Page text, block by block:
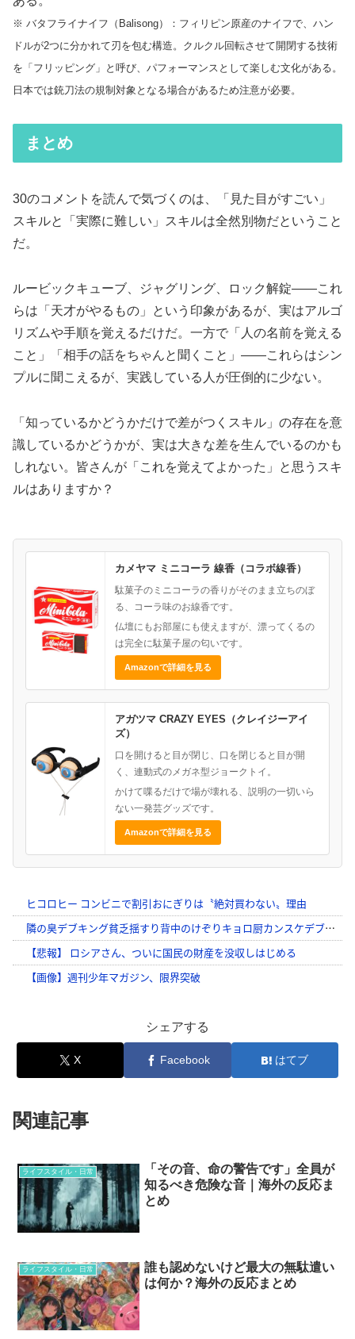
※ バタフライナイフ（Balisong）：フィリピン原産のナイフで、ハン
ドルが2つに分かれて刃を包む構造。クルクル回転させて開閉する技術
を「フリッピング」と呼び、パフォーマンスとして楽しむ文化がある。
日本では銃刀法の規制対象となる場合があるため注意が必要。
まとめ
30のコメントを読んで気づくのは、「見た目がすごい」
スキルと「実際に難しい」スキルは全然別物だということ
だ。
ルービックキューブ、ジャグリング、ロック解錠——これ
らは「天才がやるもの」という印象があるが、実はアルゴ
リズムや手順を覚えるだけだ。一方で「人の名前を覚える
こと」「相手の話をちゃんと聞くこと」——これらはシン
プルに聞こえるが、実践している人が圧倒的に少ない。
「知っているかどうかだけで差がつくスキル」の存在を意
識しているかどうかが、実は大きな差を生んでいるのかも
しれない。皆さんが「これを覚えてよかった」と思うスキ
ルはありますか？
カメヤマ ミニコーラ 線香（コラボ線香）
駄菓子のミニコーラの香りがそのまま立ちのぼ
る、コーラ味のお線香です。
仏壇にもお部屋にも使えますが、漂ってくるの
は完全に駄菓子屋の匂いです。
Amazonで詳細を見る
アガツマ CRAZY EYES（クレイジーアイ
ズ）
口を開けると目が閉じ、口を閉じると目が開
く、連動式のメガネ型ジョークトイ。
かけて喋るだけで場が壊れる、説明の一切いら
ない一発芸グッズです。
Amazonで詳細を見る
シェアする
X Facebook はてブ
関連記事
ライフスタイル・日常
「その音、命の警告です」全員が
知るべき危険な音｜海外の反応ま
とめ
ライフスタイル・日常
誰も認めないけど最大の無駄遣い
は何か？海外の反応まとめ